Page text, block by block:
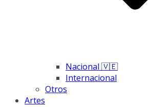
Nacional 🇻🇪
Internacional
Otros
Artes